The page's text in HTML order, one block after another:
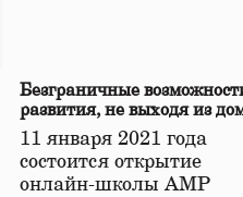
Безграничные
развития, не выходя из
11 января 2021 года
состоится открытие
онлайн-школы АМР